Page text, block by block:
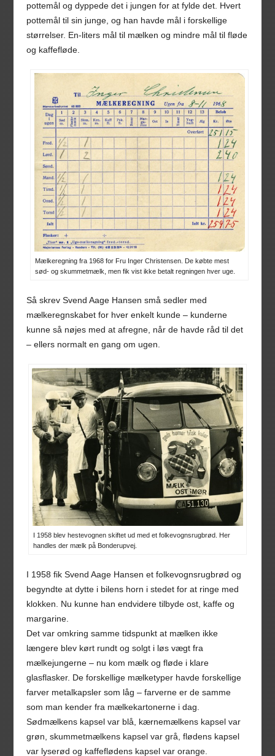
pottemål og dyppede det i jungen for at fylde det. Hvert
pottemål til sin junge, og han havde mål i forskellige
størrelser. En-liters mål til mælken og mindre mål til fløde
og kaffefløde.
Mælkeregning fra 1968 for Fru Inger Christensen. De købte mest
sød- og skummetmælk, men fik vist ikke betalt regningen hver uge.
Så skrev Svend Aage Hansen små sedler med
mælkeregnskabet for hver enkelt kunde – kunderne
kunne så nøjes med at afregne, når de havde råd til det
– ellers normalt en gang om ugen.
I 1958 blev hestevognen skiftet ud med et folkevognsrugbrød. Her
handles der mælk på Bonderupvej.
I 1958 fik Svend Aage Hansen et folkevognsrugbrød og
begyndte at dytte i bilens horn i stedet for at ringe med
klokken. Nu kunne han endvidere tilbyde ost, kaffe og
margarine.
Det var omkring samme tidspunkt at mælken ikke
længere blev kørt rundt og solgt i løs vægt fra
mælkejungerne – nu kom mælk og fløde i klare
glasflasker. De forskellige mælketyper havde forskellige
farver metalkapsler som låg – farverne er de samme
som man kender fra mælkekartonerne i dag.
Sødmælkens kapsel var blå, kærnemælkens kapsel var
grøn, skummetmælkens kapsel var grå, flødens kapsel
var lyserød og kaffeflødens kapsel var orange.